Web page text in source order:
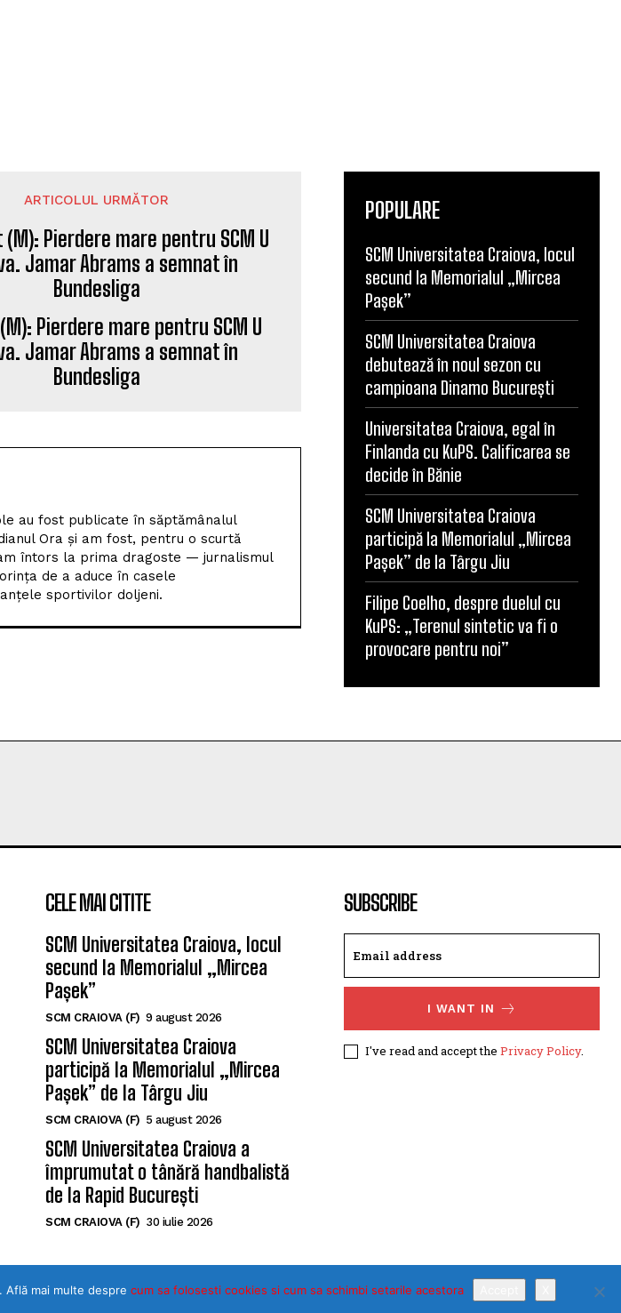
ARTICOLUL URMĂTOR
Pierdere mare pentru SCM U
Jamar Abrams a semnat în
Bundesliga
au fost publicate în săptămânalul
Ora și am fost, pentru o scurtă
întors la prima dragoste — jurnalismul
de a aduce în casele
sportivilor doljeni.
POPULARE
SCM Universitatea Craiova, locul
secund la Memorialul „Mircea
Pașek”
SCM Universitatea Craiova
debutează în noul sezon cu
campioana Dinamo București
Universitatea Craiova, egal în
Finlanda cu KuPS. Calificarea se
decide în Bănie
SCM Universitatea Craiova
participă la Memorialul „Mircea
Pașek” de la Târgu Jiu
Filipe Coelho, despre duelul cu
KuPS: „Terenul sintetic va fi o
provocare pentru noi”
CELE MAI CITITE
SCM Universitatea Craiova, locul
secund la Memorialul „Mircea
Pașek”
SCM CRAIOVA (F) 9 august 2026
SCM Universitatea Craiova
participă la Memorialul „Mircea
Pașek” de la Târgu Jiu
SCM CRAIOVA (F) 5 august 2026
SCM Universitatea Craiova a
împrumutat o tânără handbalistă
de la Rapid București
SCM CRAIOVA (F) 30 iulie 2026
SUBSCRIBE
I WANT IN
I've read and accept the Privacy Policy.
SPORTULDOLJEAN.RO
Află mai multe despre cum sa folosesti cookies si cum sa schimbi setarile acestora